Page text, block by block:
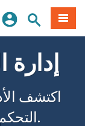
تسجيل الدخول
بحث الموقع
طعام
اكتشف
التحكم في تكاليف الطاقة لديك.